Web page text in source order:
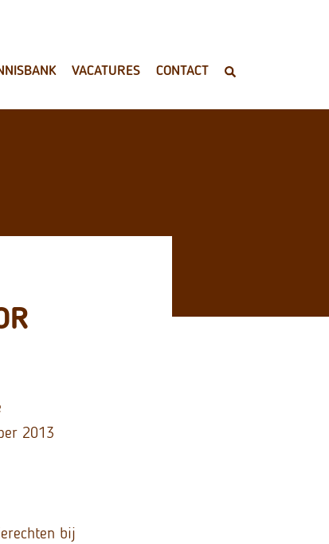
VACATURES CONTACT
2013
bij